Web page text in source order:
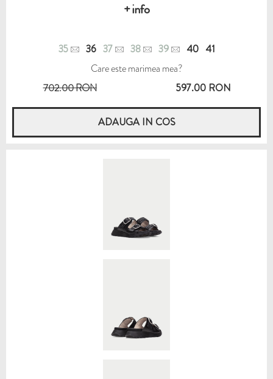
+ info
35 36 37 38 39 40 41
Care este marimea mea?
702.00 RON
597.00 RON
ADAUGA IN COS